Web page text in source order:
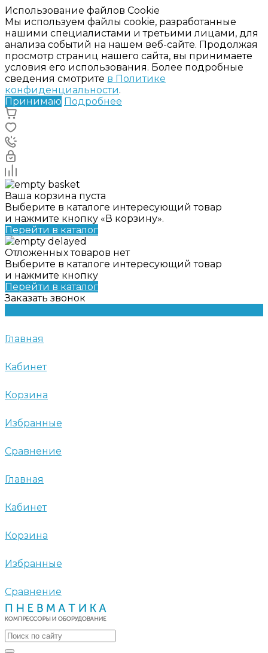
Использование файлов Cookie
Мы используем файлы cookie, разработанные
нашими специалистами и третьими лицами, для
анализа событий на нашем веб-сайте. Продолжая
просмотр страниц нашего сайта, вы принимаете
условия его использования. Более подробные
сведения смотрите в Политике
конфиденциальности.
Принимаю Подробнее
Ваша корзина пуста
Выберите в каталоге интересующий товар
и нажмите кнопку «В корзину».
Перейти в каталог
Отложенных товаров нет
Выберите в каталоге интересующий товар
и нажмите кнопку
Перейти в каталог
Заказать звонок
Главная
Кабинет
Корзина
Избранные
Сравнение
Главная
Кабинет
Корзина
Избранные
Сравнение